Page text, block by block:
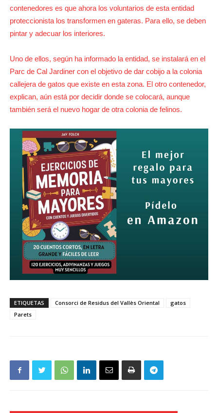
contenedores es que ahora los voluntarios de esta entidad
proteccionista los transformen en gateras. Para ello, se deben
pintar y adecuar los interiores.
Uno de ellos, según ha informado la entidad, se instalará en el
Parc de Cal Jardiner con el objetivo de dar cobijo a la colonia
callejera de gatos que existe en esta zona. El otro contenedor,
explican, aún está por decidir donde se colocará, aunque
también será el nuevo hogar de otra colonia de felinos.
ETIQUETAS Consorci de Residus del Vallès Oriental
gatos
Parets